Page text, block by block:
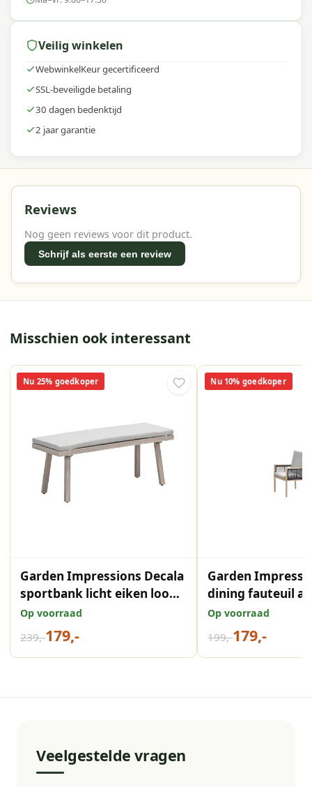
Veilig winkelen
WebwinkelKeur gecertificeerd
SSL-beveiligde betaling
30 dagen bedenktijd
2 jaar garantie
Reviews
Nog geen reviews voor dit product.
Schrijf als eerste een review
Misschien ook interessant
Nu 25% goedkoper
Garden Impressions Decala
sportbank licht eiken look
desert sand
Op voorraad
239,-179,-
Nu 10% goedkoper
Garden
dining fauteuil
light teak look
Op voorraad
199,-179,-
Veelgestelde vragen